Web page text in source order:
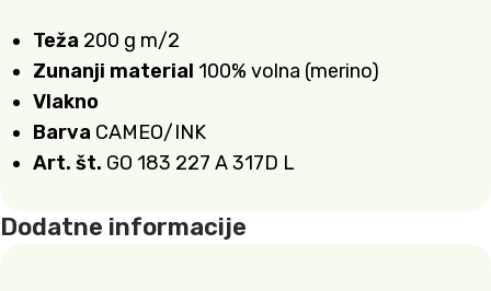
Teža 200 g m/2
Zunanji material 100% volna (merino)
Vlakno
Barva CAMEO/INK
Art. št. GO 183 227 A 317D L
Dodatne informacije